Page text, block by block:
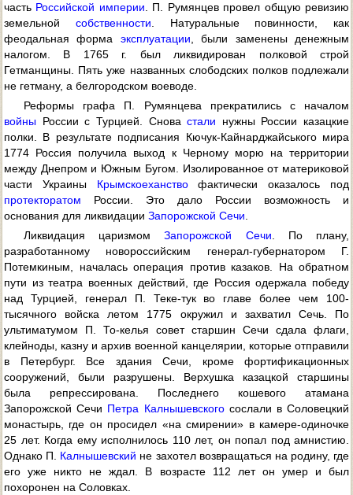
часть Российской империи . П. Румянцев провел общую ревизию
земельной собственности . Натуральные повинности, как
феодальная форма эксплуатации , были заменены денежным
налогом. В 1765 г. был ликвидирован полковой строй
Гетманщины. Пять уже названных слободских полков подлежали
не гетману, а белгородском воеводе.
Реформы графа П. Румянцева прекратились с началом
войны России с Турцией. Сновастали нужны России казацкие
полки. В результате подписания Кючук-Кайнарджайського мира
1774 Россия получила выход к Черному морю на территории
между Днепром и Южным Бугом. Изолированное от материковой
части Украины Крымскоеханствофактически оказалось под
протекторатом России. Это дало России возможность и
основания для ликвидации Запорожской Сечи
Ликвидация царизмомЗапорожской Сечи . По плану,
разработанному новороссийским генерал-губернатором Г.
Потемкиным, началась операция против казаков. На обратном
пути из театра военных действий, где Россия одержала победу
над Турцией, генерал П. Теке-тук во главе более чем 100-
тысячного войска летом 1775 окружил и захватил Сечь. По
ультиматумом П. То-келья совет старшин Сечи сдала флаги,
клейноды, казну и архив военной канцелярии, которые отправили
в Петербург. Все здания Сечи, кроме фортификационных
сооружений, были разрушены. Верхушка казацкой старшины
была репрессирована. Последнего кошевого атамана
Запорожской Сечи Петра Калнышевскогосослали в Соловецкий
монастырь, где он просидел «на смирении» в камере-одиночке
25 лет. Когда ему исполнилось 110 лет, он попал под амнистию.
Однако П. Калнышевский не захотел возвращаться на родину, где
его уже никто не ждал. В возрасте 112 лет он умер и был
похоронен на Соловках.